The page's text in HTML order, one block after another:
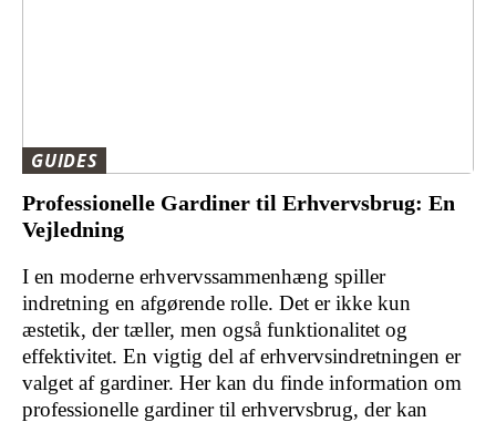
GUIDES
Professionelle Gardiner til Erhvervsbrug: En
Vejledning
I en moderne erhvervssammenhæng spiller
indretning en afgørende rolle. Det er ikke kun
æstetik, der tæller, men også funktionalitet og
effektivitet. En vigtig del af erhvervsindretningen er
valget af gardiner. Her kan du finde information om
professionelle gardiner til erhvervsbrug, der kan